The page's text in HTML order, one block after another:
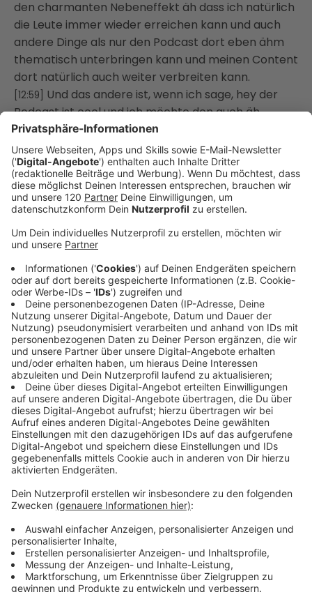
den charmanten Nebeneffekt äh dass ich natürlich
die Leute immer wieder erreichen kann und auch
andere Dinge als nur den Podcast dort eben ähm
thematisch unterbringen kann und meinen Content
dort natürlich auch weiter verbreiten kann.
[12:59]
Und das andere ist, wenn ich sage, hey der
Podcast ist cool und ich möchte den auch äh
weiterempfehlen, weil ich halte das für lässig, was
da drinnen passiert. Dann sind’s natürlich die ähm
und da kommt dann zum Beispiel dann Episoden-
Cover wieder ins Spiel, weil was wird denn weiter
verteilt?
Wahrscheinlich, dass Audiogramm wenn du sowas
hast, wo das Episoden-Cover drinnen ist
oder natürlich das Social Media Posting. Das heißt,
du siehst, wir drehen uns im Kreis, wir kommen
wieder genau bei den Dingen raus, wo wir eigentlich
gestartet haben.
Die eben dann dafür sorgen, dass du aus einer
Community raus wieder neue Leute erreicht und
das Ding irgendwie ins Wachsen kommt.
Heißt äh in der ganz klassischen Darstellung ist
tatsächlich äh ja,
auf der erst bei den warmen und bei den heißen
Kontakten,
Audio ein Thema und alles andere drum herum,
zumindest meiner Meinung nach, äh spielt sich dann
eher in Text, Grafik und wenn du soweit kommst, äh
auch auf der Gefühlsebene deiner Community ab.
[14:08]
Das, meine Erklärung, warum ich glaube, dass
äh Podcasts
natürlich kein rein auditives Medium sind, äh würde
mich natürlich auch deine Meinung dazu
interessieren, wenn dir die Folge gefallen hat, freut’s